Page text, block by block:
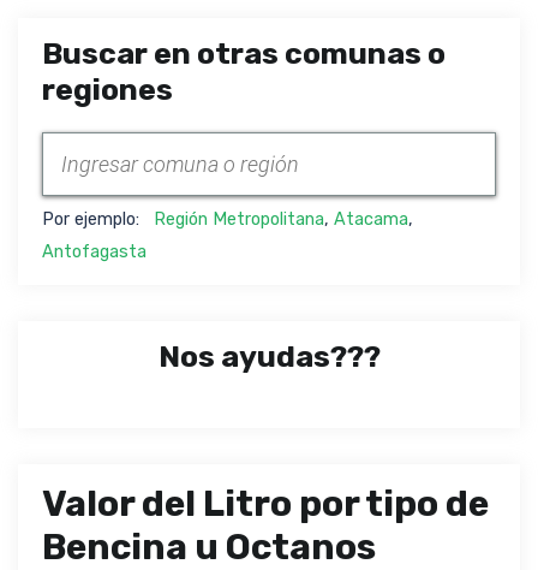
Buscar en otras comunas o
regiones
Por ejemplo: Región Metropolitana, Atacama,
Antofagasta
Nos ayudas???
Valor del Litro por tipo de
Bencina u Octanos